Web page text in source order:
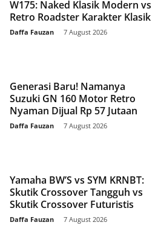
W175: Naked Klasik Modern vs
Retro Roadster Karakter Klasik
Daffa Fauzan 7 August 2026
Generasi Baru! Namanya
Suzuki GN 160 Motor Retro
Nyaman Dijual Rp 57 Jutaan
Daffa Fauzan 7 August 2026
Yamaha BW’S vs SYM KRNBT:
Skutik Crossover Tangguh vs
Skutik Crossover Futuristis
Daffa Fauzan 7 August 2026